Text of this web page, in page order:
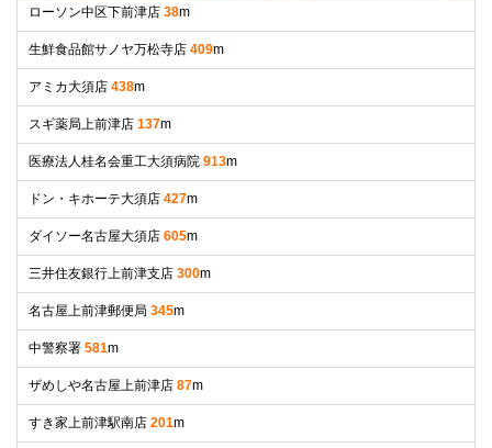
ローソン中区下前津店 38m
生鮮食品館サノヤ万松寺店 409m
アミカ大須店 438m
スギ薬局上前津店 137m
医療法人桂名会重工大須病院 913m
ドン・キホーテ大須店 427m
ダイソー名古屋大須店 605m
三井住友銀行上前津支店 300m
名古屋上前津郵便局 345m
中警察署 581m
ザめしや名古屋上前津店 87m
すき家上前津駅南店 201m